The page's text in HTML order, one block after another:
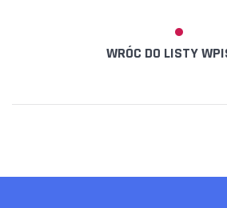
WRÓC DO LISTY